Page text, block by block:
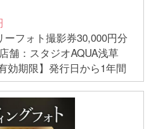
フォト撮影券30,000円分
舗：スタジオAQUA浅草
ハピスタ浅草店 【有効期限】発行日から1年間